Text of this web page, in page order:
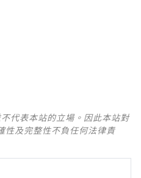
代表本站的立場。因此本站對
性及完整性不負任何法律責